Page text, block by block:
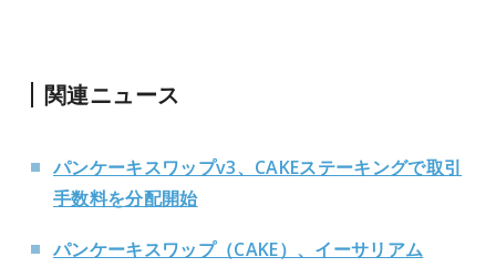
関連ニュース
パンケーキスワップv3、CAKEステーキングで取引
手数料を分配開始
パンケーキスワップ（CAKE）、イーサリアム